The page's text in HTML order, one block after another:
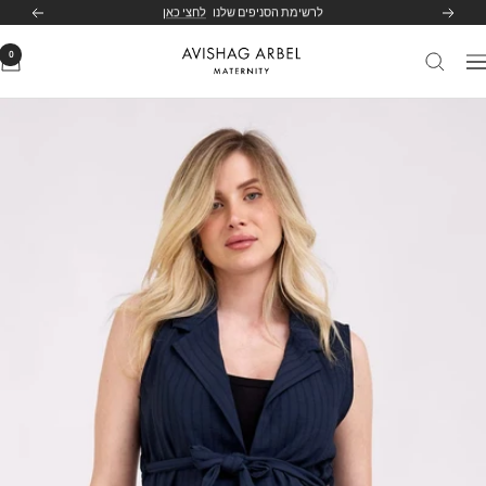
הקודם לרשימת הסניפים שלנו לחצי כאן הבא
ניווט
Avishag
0